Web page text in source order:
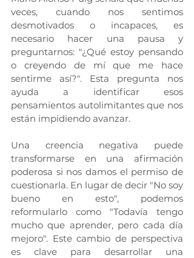
veces, cuando nos sentimos
desmotivados o incapaces, es
necesario hacer una pausa y
preguntarnos: "¿Qué estoy pensando
o creyendo de mí que me hace
sentirme así?". Esta pregunta nos
ayuda a identificar esos
pensamientos autolimitantes que nos
están impidiendo avanzar.
Una creencia negativa puede
transformarse en una afirmación
poderosa si nos damos el permiso de
cuestionarla. En lugar de decir "No soy
bueno en esto", podemos
reformularlo como "Todavía tengo
mucho que aprender, pero cada día
mejoro". Este cambio de perspectiva
es clave para desarrollar una